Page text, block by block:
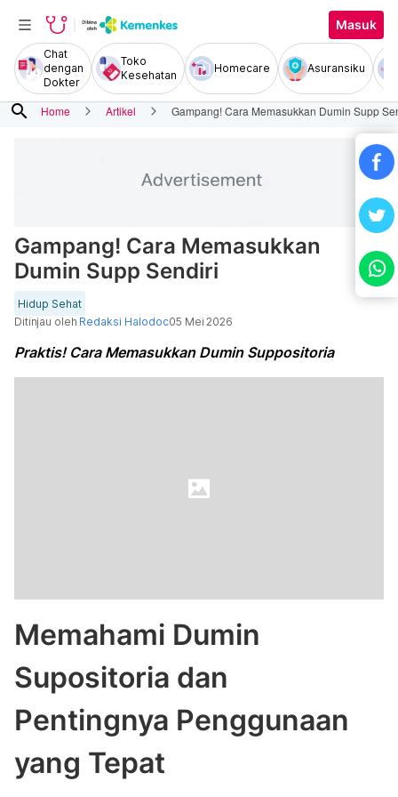
Masuk
Chat
dengan
Dokter
Toko
Kesehatan
Homecare Asuransiku
search Home Artikel Gampang! Cara Memasukkan Dumin Supp
Gampang! Cara Memasukkan
Dumin Supp Sendiri
Hidup Sehat
Ditinjau oleh Redaksi Halodoc05 Mei 2026
Praktis! Cara Memasukkan Dumin Suppositoria
Memahami Dumin
Supositoria dan
Pentingnya Penggunaan
yang Tepat